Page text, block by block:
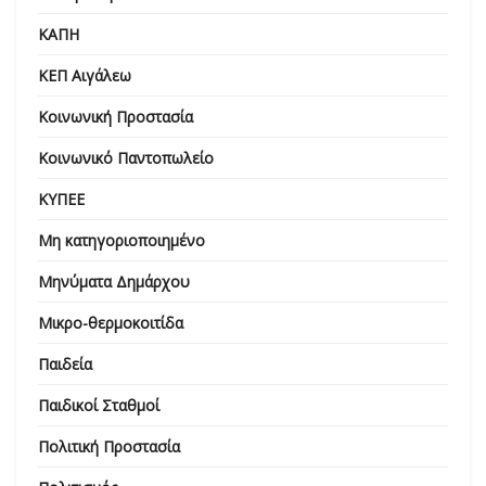
ΚΑΠΗ
ΚΕΠ Αιγάλεω
Κοινωνική Προστασία
Κοινωνικό Παντοπωλείο
ΚΥΠΕΕ
Μη κατηγοριοποιημένο
Μηνύματα Δημάρχου
Μικρο-θερμοκοιτίδα
Παιδεία
Παιδικοί Σταθμοί
Πολιτική Προστασία